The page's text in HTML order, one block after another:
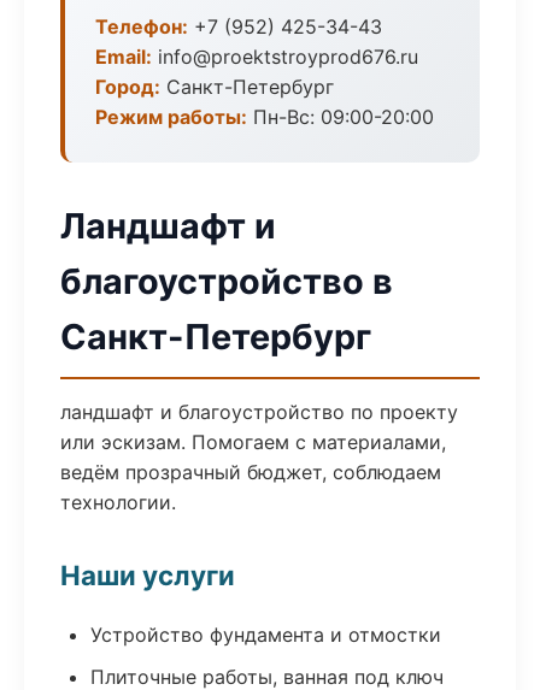
Телефон: +7 (952) 425-34-43
Email: info@proektstroyprod676.ru
Город: Санкт-Петербург
Режим работы: Пн-Вс: 09:00-20:00
Ландшафт и
благоустройство в
Санкт-Петербург
ландшафт и благоустройство по проекту
или эскизам. Помогаем с материалами,
ведём прозрачный бюджет, соблюдаем
технологии.
Наши услуги
Устройство фундамента и отмостки
Плиточные работы, ванная под ключ